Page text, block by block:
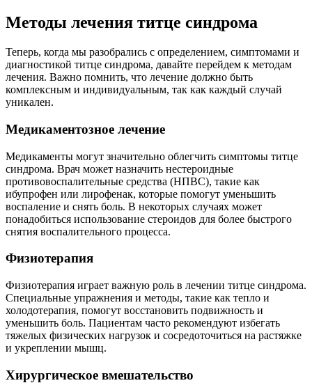
Методы лечения титце синдрома
Теперь, когда мы разобрались с определением, симптомами и
диагностикой титце синдрома, давайте перейдем к методам
лечения. Важно помнить, что лечение должно быть
комплексным и индивидуальным, так как каждый случай
уникален.
Медикаментозное лечение
Медикаменты могут значительно облегчить симптомы титце
синдрома. Врач может назначить нестероидные
противовоспалительные средства (НПВС), такие как
ибупрофен или лирофенак, которые помогут уменьшить
воспаление и снять боль. В некоторых случаях может
понадобиться использование стероидов для более быстрого
снятия воспалительного процесса.
Физиотерапия
Физиотерапия играет важную роль в лечении титце синдрома.
Специальные упражнения и методы, такие как тепло и
холодотерапия, помогут восстановить подвижность и
уменьшить боль. Пациентам часто рекомендуют избегать
тяжелых физических нагрузок и сосредоточиться на растяжке
и укреплении мышц.
Хирургическое вмешательство